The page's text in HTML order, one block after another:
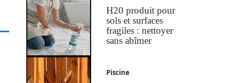
H20 produit pour
sols et surfaces
fragiles : nettoyer
sans abîmer
Piscine